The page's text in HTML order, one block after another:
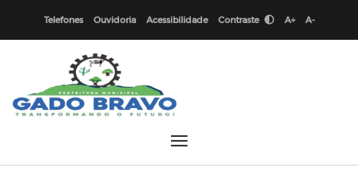
Telefones Ouvidoria Acessibilidade Contraste A+ A-